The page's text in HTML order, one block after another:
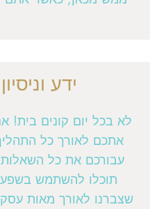
ידע וניסיון
לא בכל יום קונים בית!
אתכם לאורך כל
עבורכם את כל השאלות
תוכלו להשתמש בשפע
שצברנו לאורך מאות